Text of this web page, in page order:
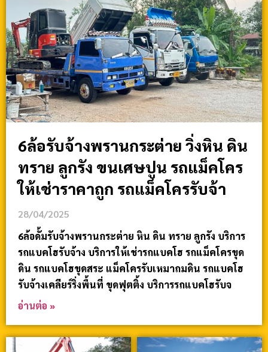
6ล้อรับจ้างพรานกระต่าย วิ่งหิน ดิน
ทราย ลูกรัง ขนเศษปูน รถแม็คโคร
ให้เช่าราคาถูก รถแม็คโครรับจ้า
28/04/2025
6ล้อดั้มรับจ้างพรานกระต่าย หิน ดิน ทราย ลูกรัง บริการ
รถแบคโฮรับจ้าง บริการให้เช่ารถแบคโฮ รถแม็คโครขุด
ดิน รถแบคโฮขุดสระ แม็คโครรับเหมาถมดิน รถแบคโฮ
รับจ้างเคลียร์ริ่งพื้นที่ ขุดฟุตติ้ง บริการรถแบคโฮรับจ
อ่านต่อ »